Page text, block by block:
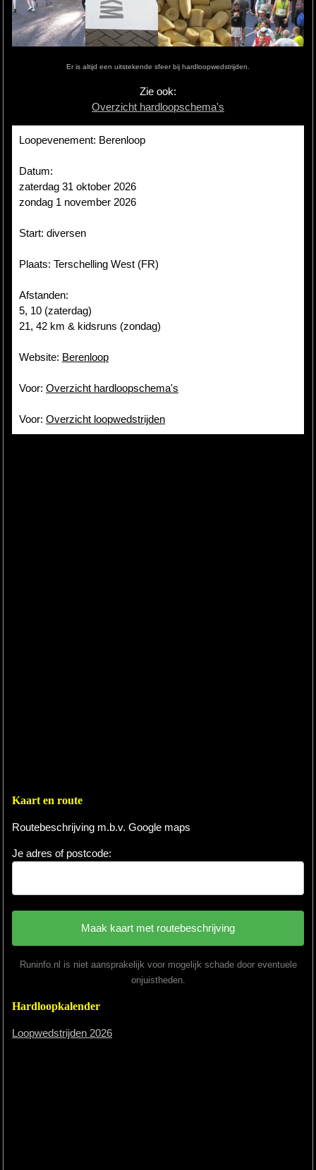
Hardlopen
Site
Er is altijd een uitstekende sfeer bij hardloopwedstrijden.
Zie ook:
Overzicht hardloopschema's
Loopevenement: Berenloop
Datum:
zaterdag 31 oktober 2026
zondag 1 november 2026
Start: diversen
Plaats: Terschelling West (FR)
Afstanden:
5, 10 (zaterdag)
21, 42 km & kidsruns (zondag)
Website: Berenloop
Voor: Overzicht hardloopschema's
Voor: Overzicht loopwedstrijden
Kaart en route
Routebeschrijving m.b.v. Google maps
Je adres of postcode:
Runinfo.nl is niet aansprakelijk voor mogelijk schade door eventuele
onjuistheden.
Hardloopkalender
Loopwedstrijden 2026